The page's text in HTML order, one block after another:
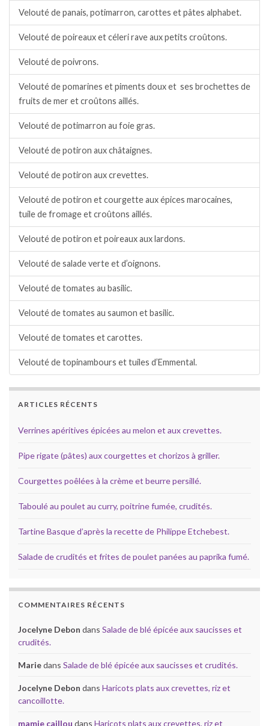
Velouté de panais, potimarron, carottes et pâtes alphabet.
Velouté de poireaux et céleri rave aux petits croûtons.
Velouté de poivrons.
Velouté de pomarines et piments doux et ses brochettes de
fruits de mer et croûtons aillés.
Velouté de potimarron au foie gras.
Velouté de potiron aux châtaignes.
Velouté de potiron aux crevettes.
Velouté de potiron et courgette aux épices marocaines,
tuile de fromage et croûtons aillés.
Velouté de potiron et poireaux aux lardons.
Velouté de salade verte et d’oignons.
Velouté de tomates au basilic.
Velouté de tomates au saumon et basilic.
Velouté de tomates et carottes.
Velouté de topinambours et tuiles d’Emmental.
ARTICLES RÉCENTS
Verrines apéritives épicées au melon et aux crevettes.
Pipe rigate (pâtes) aux courgettes et chorizos à griller.
Courgettes poêlées à la crème et beurre persillé.
Taboulé au poulet au curry, poitrine fumée, crudités.
Tartine Basque d’après la recette de Philippe Etchebest.
Salade de crudités et frites de poulet panées au paprika fumé.
COMMENTAIRES RÉCENTS
Jocelyne Debon dans Salade de blé épicée aux saucisses et
crudités.
Mariedans Salade de blé épicée aux saucisses et crudités.
Jocelyne Debon dans Haricots plats aux crevettes, riz et
cancoillotte.
mamie caillou dans Haricots plats aux crevettes, riz et